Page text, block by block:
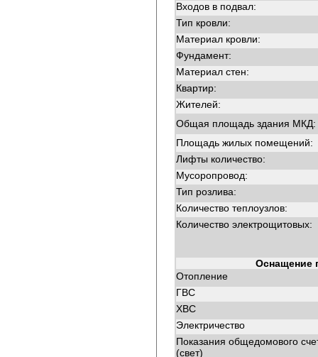
Входов в подвал:
Тип кровли:
Материал кровли:
Фундамент:
Материал стен:
Квартир:
Жителей:
Общая площадь здания МКД:
Площадь жилых помещений:
Лифты количество:
Мусоропровод:
Тип розлива:
Количество теплоузлов:
Количество электрощитовых:
Оснащение
Отопление
ГВС
ХВС
Электричество
Показания общедомового
(свет)